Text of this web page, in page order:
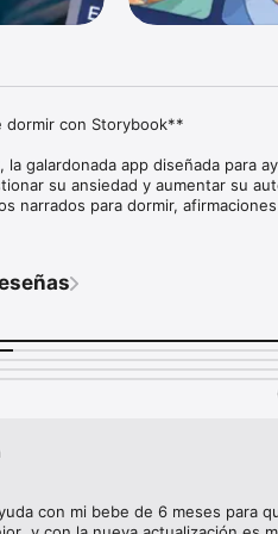
dormir con Storybook**
la galardonada app diseñada para
su ansiedad y aumentar su
narrados para dormir,
por los mejores psicólogos,
PROFUNDO: Promueve un sueño
una rutina de sueño saludable que
que fomentan el bienestar
Ayuda a tu hijo a manejar y
con mi bebe de 6 meses para